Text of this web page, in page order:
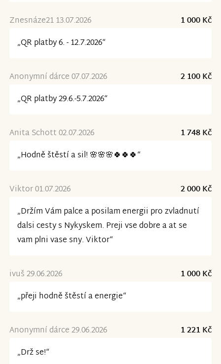
Znesnáze21 13.07.2026
1 000 Kč
„QR platby 6. - 12.7.2026“
Anonymní dárce 07.07.2026
2 100 Kč
„QR platby 29.6.-5.7.2026“
Anita Schott 02.07.2026
1 748 Kč
„Hodně štěstí a sil! 🌸🌸🌸🍀🍀🍀“
Viktor 01.07.2026
2 000 Kč
„Držím Vám palce a posilam energii pro zvladnutí
dalsi cesty s Nykyskem. Preji vse dobre a at se
vam plni vase sny. Viktor“
ivuš 29.06.2026
1 000 Kč
„přeji hodně štěstí a energie“
Anonymní dárce 29.06.2026
1 221 Kč
„Drž se!“